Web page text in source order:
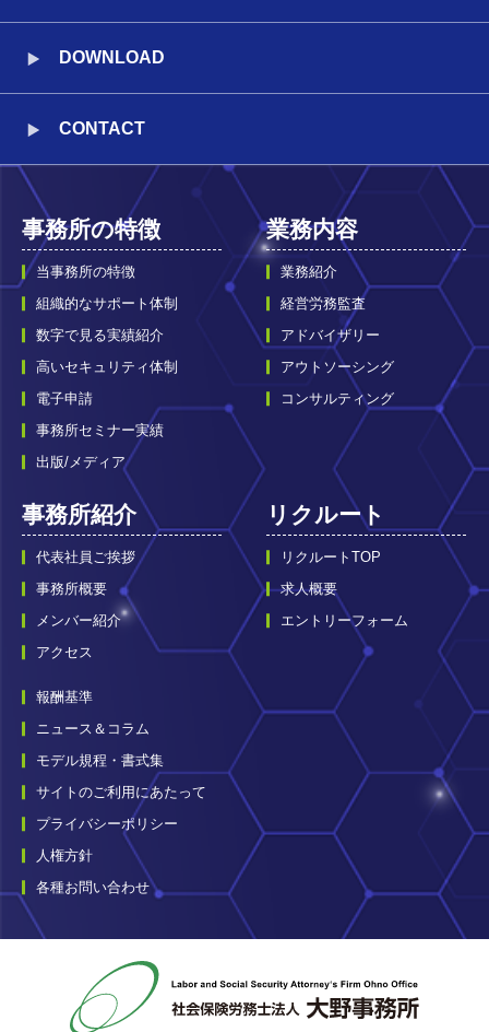
DOWNLOAD
CONTACT
事務所の特徴
当事務所の特徴
組織的なサポート体制
数字で見る実績紹介
高いセキュリティ体制
電子申請
事務所セミナー実績
出版/メディア
業務内容
業務紹介
経営労務監査
アドバイザリー
アウトソーシング
コンサルティング
事務所紹介
代表社員ご挨拶
事務所概要
メンバー紹介
アクセス
リクルート
リクルートTOP
求人概要
エントリーフォーム
報酬基準
ニュース＆コラム
モデル規程・書式集
サイトのご利用にあたって
プライバシーポリシー
人権方針
各種お問い合わせ